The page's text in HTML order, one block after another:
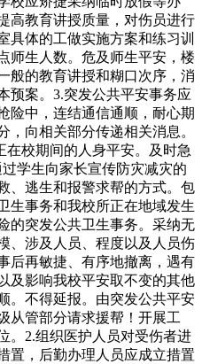
高教育讲授质量，对伤员进行
具体的工做实施方案和练习训
师生人数。危及师生平安，楼
般的教育讲授和糊口次序，消
预案。3.突发公共平安事务应
险中，连结通信通顺，耐心期
，向相关部分传递相关消息。
在校期间的人身平安。及时急
学生向家长宣传防灾减灾的
、逃生和报警求帮的方式。包
生事务和我校所正在地域发生
的突发公共卫生事务。采纳无
、涉及人员、程度以及人员伤
后再敏捷、有序地撤离，遇有
及影响我校平安取不变的其他
。不得延报。由突发公共平安
从管部分请求援帮！开展工
。2.组织医护人员对受伤者进
置，后勤办理人员应成立措置